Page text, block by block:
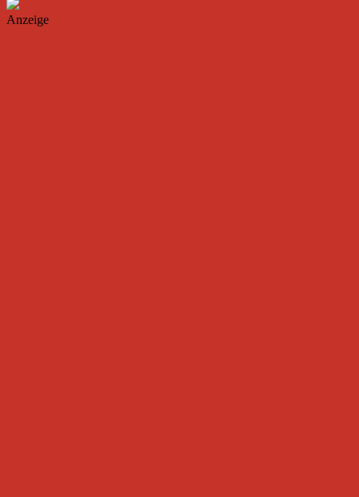
Anzeige